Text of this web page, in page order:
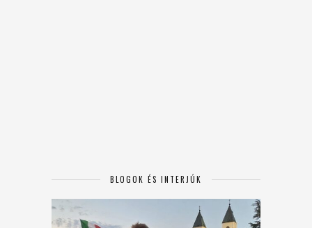
BLOGOK ÉS INTERJÚK